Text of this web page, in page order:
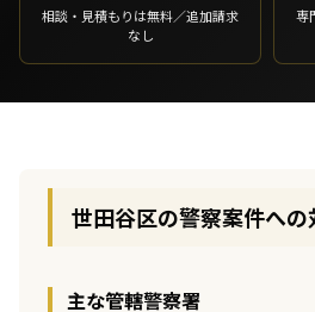
相談・見積もりは無料／追加請求
なし
専
世田谷区の警察案件への
主な管轄警察署